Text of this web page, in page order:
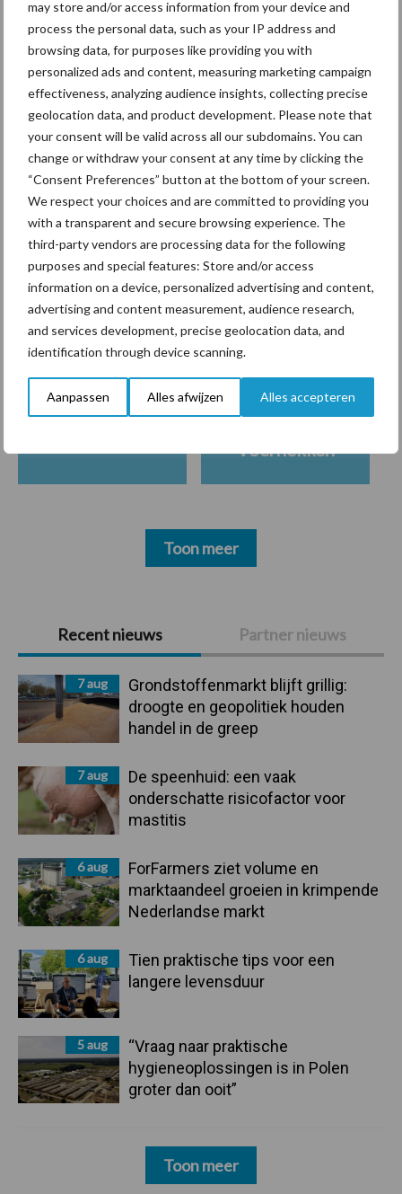
may store and/or access information from your device and
process the personal data, such as your IP address and
browsing data, for purposes like providing you with
personalized ads and content, measuring marketing campaign
effectiveness, analyzing audience insights, collecting precise
geolocation data, and product development. Please note that
your consent will be valid across all our subdomains. You can
change or withdraw your consent at any time by clicking the
“Consent Preferences” button at the bottom of your screen.
We respect your choices and are committed to providing you
with a transparent and secure browsing experience. The
third-party vendors are processing data for the following
purposes and special features: Store and/or access
information on a device, personalized advertising and content,
advertising and content measurement, audience research,
and services development, precise geolocation data, and
identification through device scanning.
Aanpassen Alles afwijzen Alles accepteren
Primaire
Sidebar
Recent nieuws Partner nieuws
7 aug
Grondstoffenmarkt blijft grillig:
droogte en geopolitiek houden
handel in de greep
7 aug
De speenhuid: een vaak
onderschatte risicofactor voor
mastitis
6 aug
ForFarmers ziet volume en
marktaandeel groeien in krimpende
Nederlandse markt
6 aug
Tien praktische tips voor een
langere levensduur
5 aug
“Vraag naar praktische
hygieneoplossingen is in Polen
groter dan ooit”
Toon meer
De speenhuid: een vaak
onderschatte risicofactor
voor mastitis
ForFarmers ziet volume en
marktaandeel groeien in
krimpende Nederlandse
markt
Themapagina's
Diergezondheid Bemesting Fokkerij
Ligbox &
Voerhekken
Toon meer